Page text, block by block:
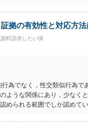
。 以上、ご参考まで。
拠の有効性と対応方法
料請求したい側
為でなく，性交類似行為で
ような関係にあり，少なく
められる範囲でしか認めて
なるかもしれません。 ②夫